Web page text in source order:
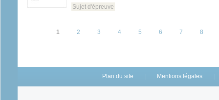
Sujet d'épreuve
1 2 3 4 5 6 7 8
Plan du site Mentions légales